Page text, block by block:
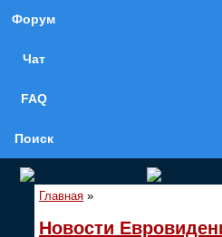
Форум
Чат
FAQ
Поиск
Главная »
Новости